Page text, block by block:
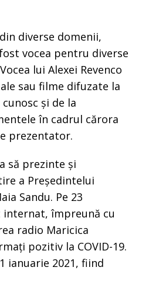
diverse domenii,
vocea pentru diverse
lui Alexei Revenco
sau filme difuzate la
și de la
în cadrul cărora
prezentator.
să prezinte și
a Președintelui
Sandu. Pe 23
împreună cu
radio Maricica
pozitiv la COVID-19.
ianuarie 2021, fiind